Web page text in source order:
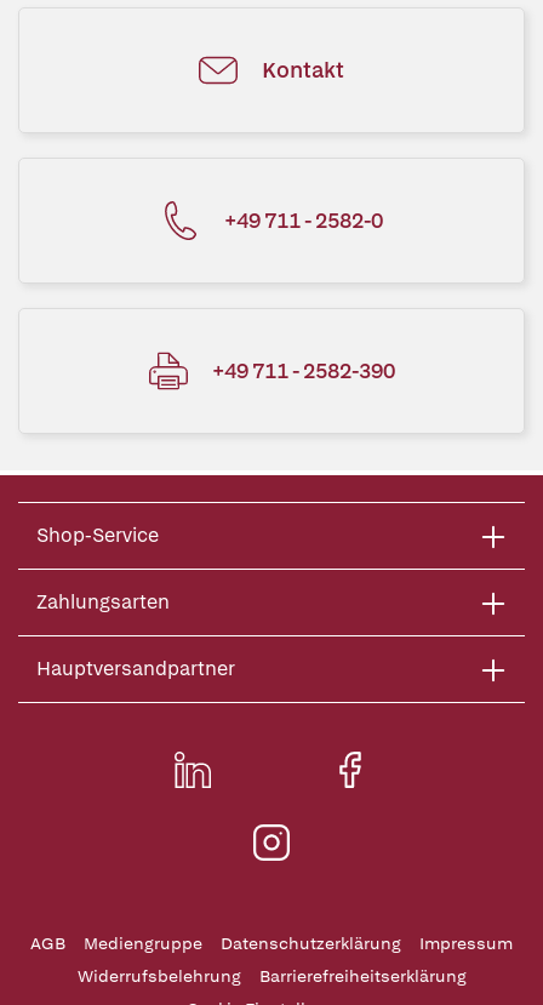
Kontakt
+49 711 - 2582-0
+49 711 - 2582-390
Shop-Service
Zahlungsarten
Hauptversandpartner
AGB Mediengruppe Datenschutzerklärung
Impressum
Widerrufsbelehrung
Barrierefreiheitserklärung